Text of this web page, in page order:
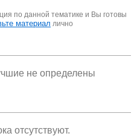
по данной тематике и Вы готовы
материал лично
не определены
отсутствуют.